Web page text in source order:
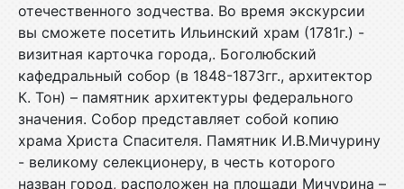
отечественного зодчества. Во время экскурсии
вы сможете посетить Ильинский храм (1781г.) -
визитная карточка города,. Боголюбский
кафедральный собор (в 1848-1873гг., архитектор
К. Тон) – памятник архитектуры федерального
значения. Собор представляет собой копию
храма Христа Спасителя. Памятник И.В.Мичурину
- великому селекционеру, в честь которого
назван город, расположен на площади Мичурина –